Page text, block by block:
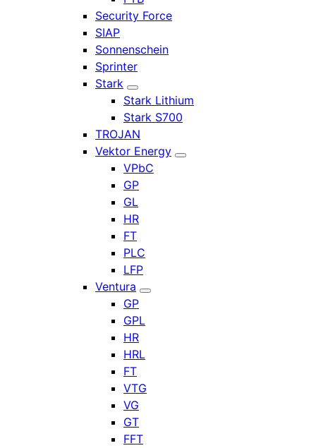
Security Force
SIAP
Sonnenschein
Sprinter
Stark
Stark Lithium
Stark S700
TROJAN
Vektor Energy
VPbC
GP
GL
HR
FT
PLC
LFP
Ventura
GP
GPL
HR
HRL
FT
VTG
VG
GT
FFT